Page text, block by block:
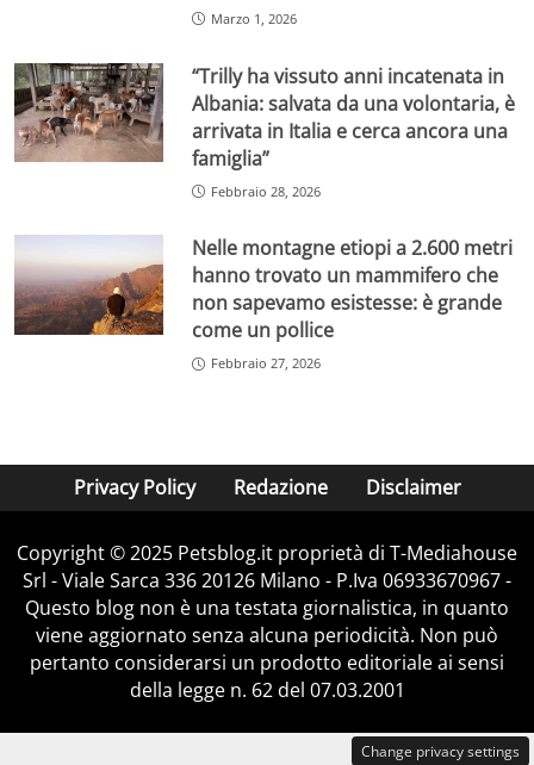
Marzo 1, 2026
“Trilly ha vissuto anni incatenata in
Albania: salvata da una volontaria, è
arrivata in Italia e cerca ancora una
famiglia”
Febbraio 28, 2026
Nelle montagne etiopi a 2.600 metri
hanno trovato un mammifero che
non sapevamo esistesse: è grande
come un pollice
Febbraio 27, 2026
Privacy Policy Redazione Disclaimer
Copyright © 2025 Petsblog.it proprietà di T-Mediahouse
Srl - Viale Sarca 336 20126 Milano - P.Iva 06933670967 -
Questo blog non è una testata giornalistica, in quanto
viene aggiornato senza alcuna periodicità. Non può
pertanto considerarsi un prodotto editoriale ai sensi
della legge n. 62 del 07.03.2001
Change privacy settings